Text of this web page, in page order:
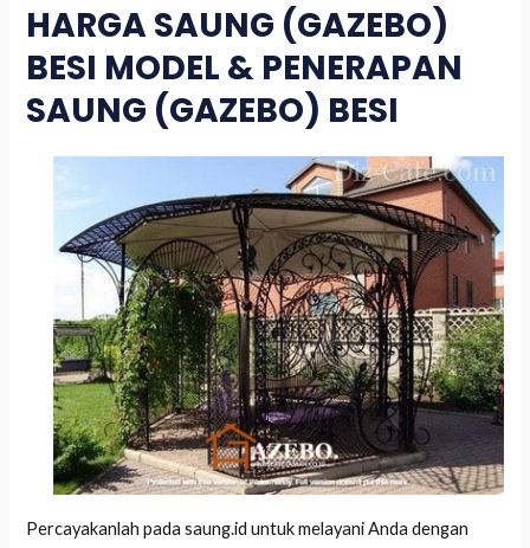
HARGA SAUNG (GAZEBO)
BESI MODEL & PENERAPAN
SAUNG (GAZEBO) BESI
Percayakanlah pada saung.id untuk melayani Anda dengan